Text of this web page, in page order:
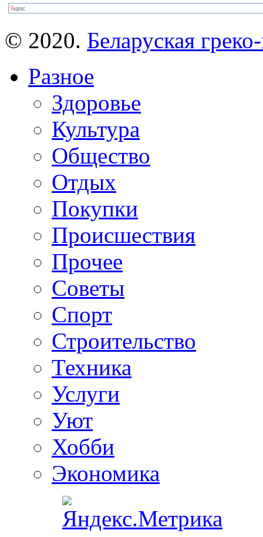
© 2020. Беларуская
Разное
Здоровье
Культура
Общество
Отдых
Покупки
Происшествия
Прочее
Советы
Спорт
Строительство
Техника
Услуги
Уют
Хобби
Экономика